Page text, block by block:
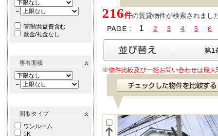
～
管理/共益費含む
敷金/礼金なし
専有面積
～
間取タイプ
ワンルーム
1K
216件の賃貸物件が検索されまし
PAGE :
1 2 3 4 5 6
第1
※物件比較及び一括お問い合わせは最大